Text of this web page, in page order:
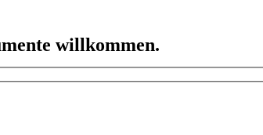
willkommen.